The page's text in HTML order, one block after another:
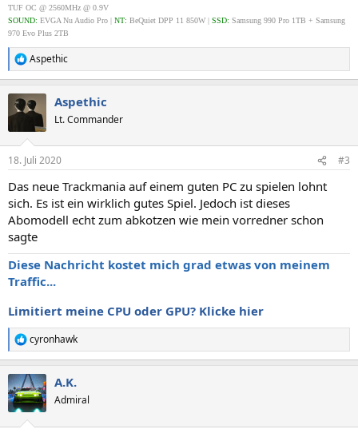
TUF OC @ 2560MHz @ 0.9V
SOUND: EVGA Nu Audio Pro | NT: BeQuiet DPP 11 850W | SSD: Samsung 990 Pro 1TB + Samsung
970 Evo Plus 2TB
R
e
k
t
e
:
Aspethic
Aspethic
Lt. Commander
18. Juli 2020 #3
Das neue Trackmania auf einem guten PC zu spielen lohnt
sich. Es ist ein wirklich gutes Spiel. Jedoch ist dieses
Abomodell echt zum abkotzen wie mein vorredner schon
sagte
Diese Nachricht kostet mich grad etwas von meinem
Traffic...
Limitiert meine CPU oder GPU? Klicke hier
R
e
k
t
i
cyronhawk
A.K.
Admiral